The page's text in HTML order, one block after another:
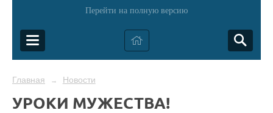
Перейти на полную версию
Главная → Новости
УРОКИ МУЖЕСТВА!